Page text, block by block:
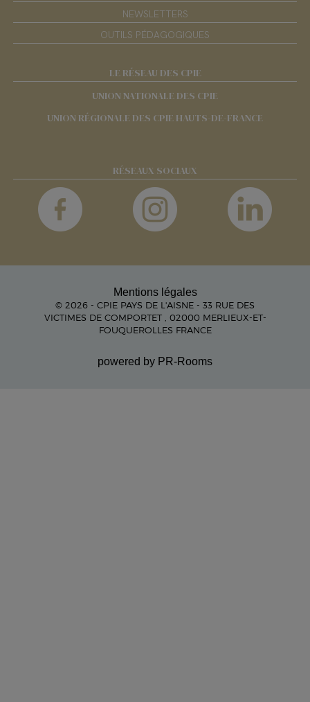
NEWSLETTERS
OUTILS PÉDAGOGIQUES
LE RÉSEAU DES CPIE
UNION NATIONALE DES CPIE
UNION RÉGIONALE DES CPIE HAUTS-DE-FRANCE
RÉSEAUX SOCIAUX
Mentions légales
© 2026 - CPIE PAYS DE L'AISNE - 33 RUE DES
VICTIMES DE COMPORTET , 02000 MERLIEUX-ET-
FOUQUEROLLES FRANCE
powered by PR-Rooms